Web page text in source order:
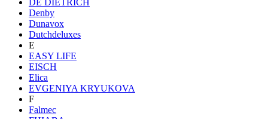
Denby
Dunavox
Dutchdeluxes
E
EASY LIFE
EISCH
Elica
EVGENIYA KRYUKOVA
F
Falmec